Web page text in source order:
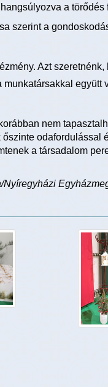
a törődés
szerint a
Azt
munkatársakkal együtt
nem
odafordulással
a társadalom
Nyíregyházi